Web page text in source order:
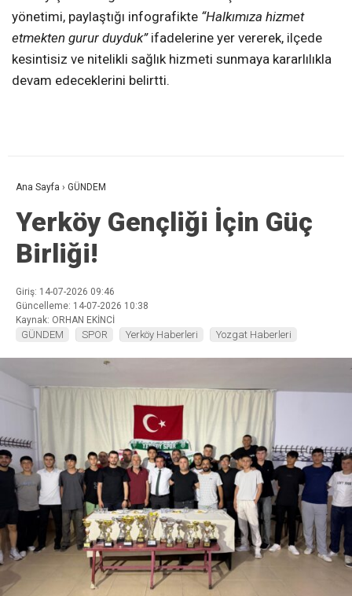
yönetimi, paylaştığı infografikte “Halkımıza hizmet
etmekten gurur duyduk”ifadelerine yer vererek, ilçede
kesintisiz ve nitelikli sağlık hizmeti sunmaya kararlılıkla
devam edeceklerini belirtti.
Ana Sayfa › GÜNDEM
Yerköy Gençliği İçin Güç
Birliği!
Giriş: 14-07-2026 09:46
Güncelleme: 14-07-2026 10:38
Kaynak: ORHAN EKİNCİ
GÜNDEM SPOR Yerköy Haberleri Yozgat Haberleri